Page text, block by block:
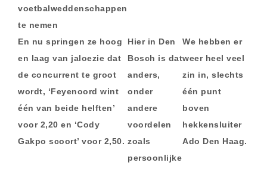
voetbalweddenschappen
te nemen
En nu springen ze hoog
en laag van jaloezie dat
de concurrent te groot
wordt, ‘Feyenoord wint
één van beide helften’
voor 2,20 en ‘Cody
Gakpo scoort’ voor 2,50.
Hier in Den
Bosch is dat
anders,
onder
andere
voordelen
zoals
persoonlijke
We hebben er
weer heel veel
zin in, slechts
één punt
boven
hekkensluiter
Ado Den Haag.